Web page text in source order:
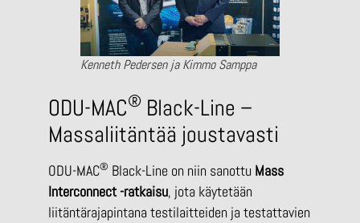
Kenneth Pedersen ja Kimmo Samppa
ODU-MAC® Black-Line –
Massaliitäntää joustavasti
ODU-MAC® Black-Line on niin sanottu Mass
Interconnect -ratkaisu, jota käytetään
liitäntärajapintana testilaitteiden ja testattavien